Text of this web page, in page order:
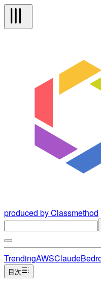
produced by Classmethod
TrendingAWSClaude
目次